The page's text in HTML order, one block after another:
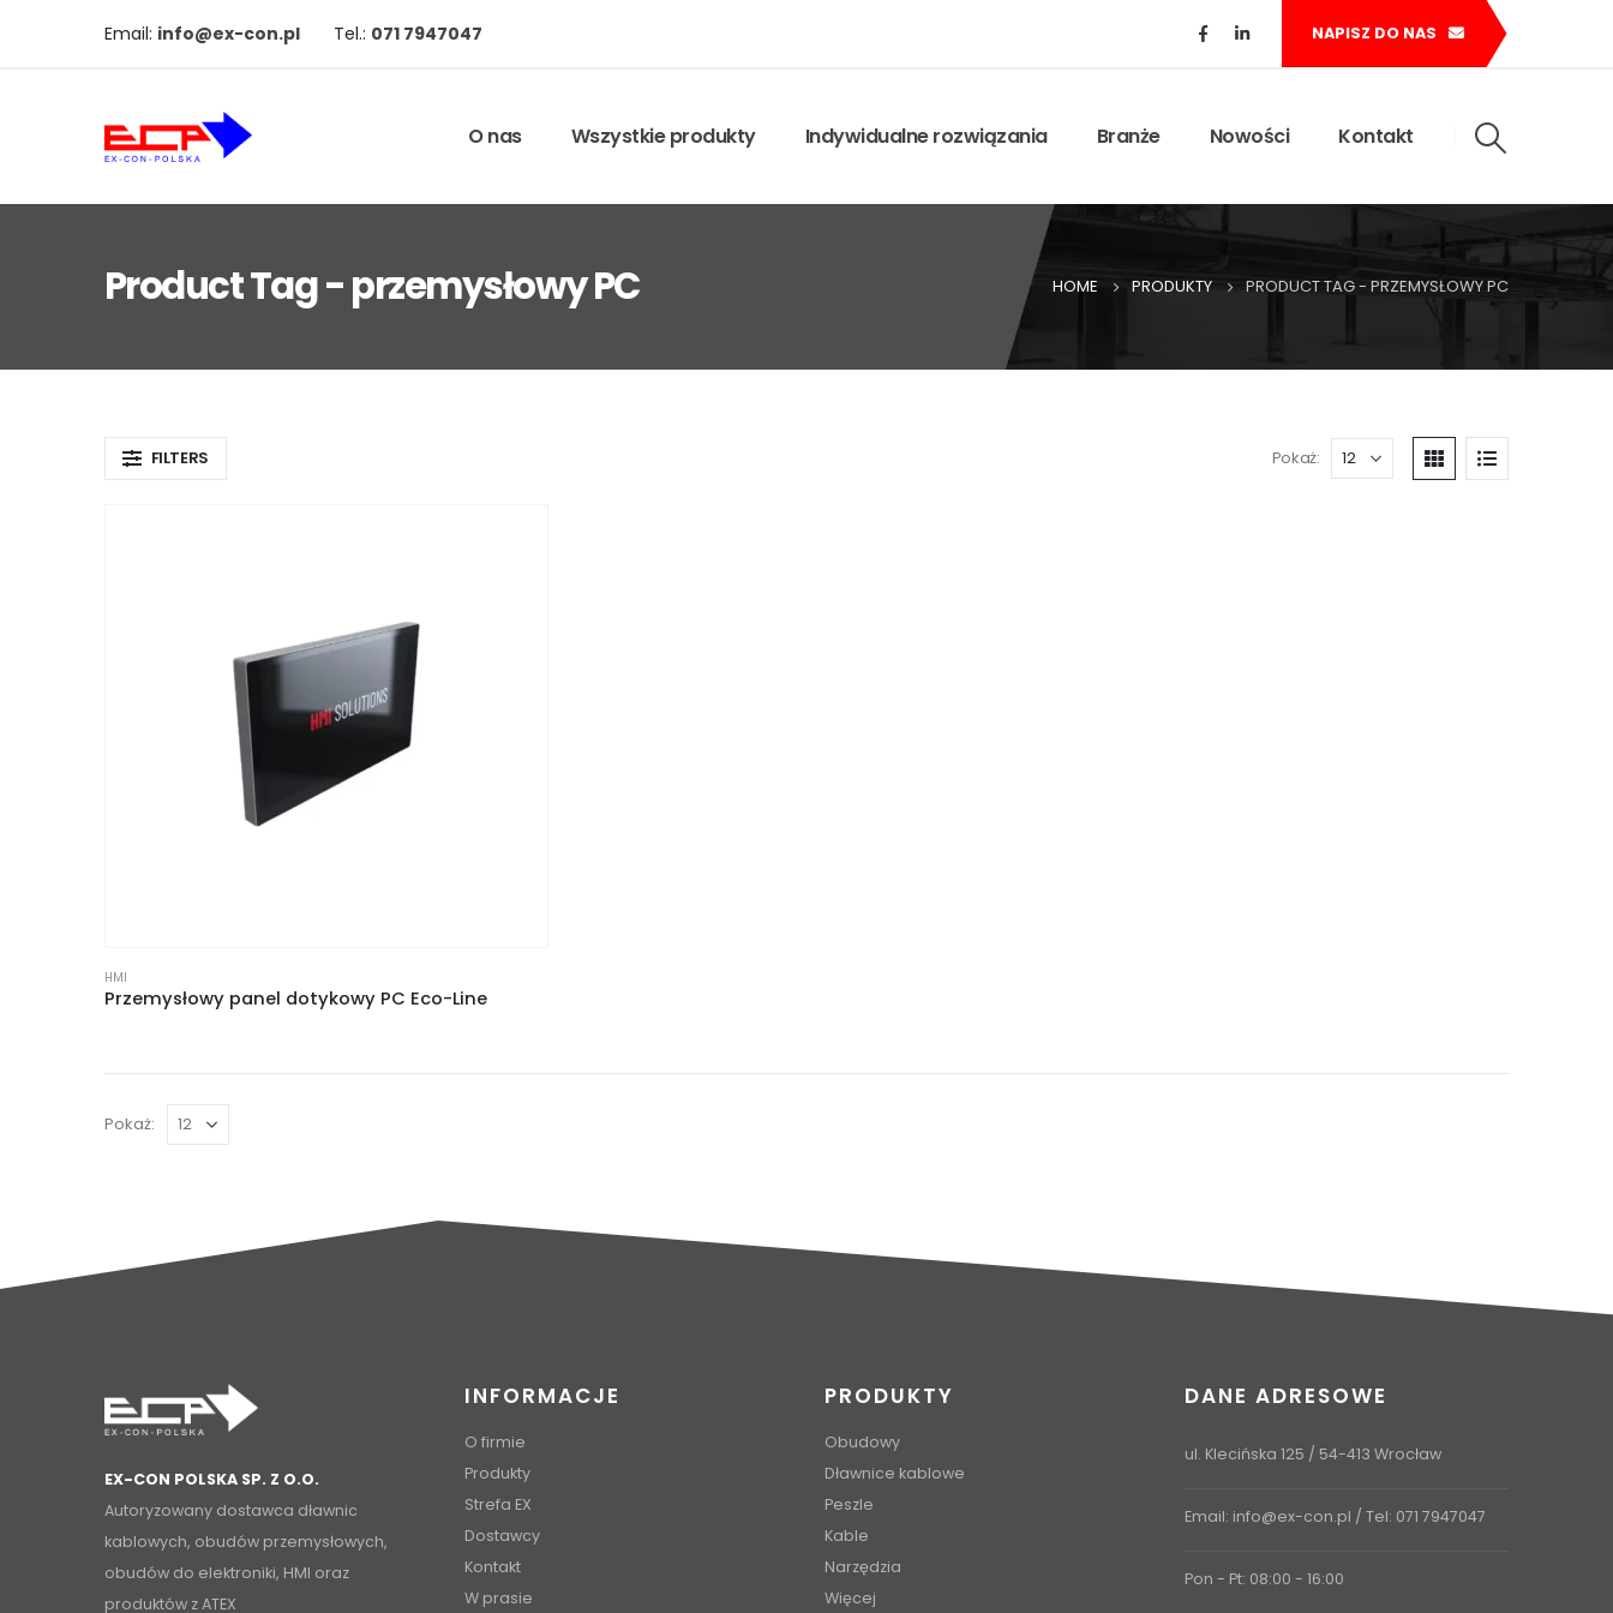
Email: info@ex-con.pl Tel.: 071 7947047 NAPISZ DO NAS
O nas Wszystkie produkty Indywidualne rozwiązania Branże Nowości Kontakt
Product Tag - przemysłowy PC HOME PRODUKTY PRODUCT TAG - PRZEMYSŁOWY PC
FILTERS Pokaż:
HMI
Przemysłowy panel dotykowy PC Eco-Line
Pokaż:
EX-CON POLSKA SP. Z O.O.
Autoryzowany dostawca dławnic
kablowych, obudów przemysłowych,
obudów do elektroniki, HMI oraz
produktów z ATEX
INFORMACJE
O firmie
Produkty
Strefa EX
Dostawcy
Kontakt
W prasie
PRODUKTY
Obudowy
Dławnice kablowe
Peszle
Kable
Narzędzia
Więcej
DANE ADRESOWE
ul. Klecińska 125 / 54-413 Wrocław
Email: info@ex-con.pl / Tel: 071 7947047
Pon - Pt: 08:00 - 16:00